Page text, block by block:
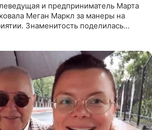
и предприниматель Марта
Меган Маркл за манеры на
Знаменитость поделилась